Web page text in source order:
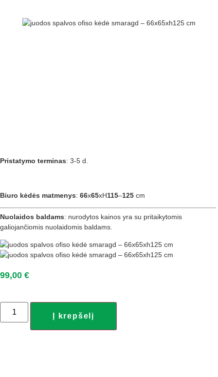
Pristatymo terminas: 3-5 d.
Biuro kėdės matmenys: 66x65xH115–125 cm
Nuolaidos baldams: nurodytos kainos yra su pritaikytomis
galiojančiomis nuolaidomis baldams.
99,00 €
produkto
kiekis:
Į krepšelį